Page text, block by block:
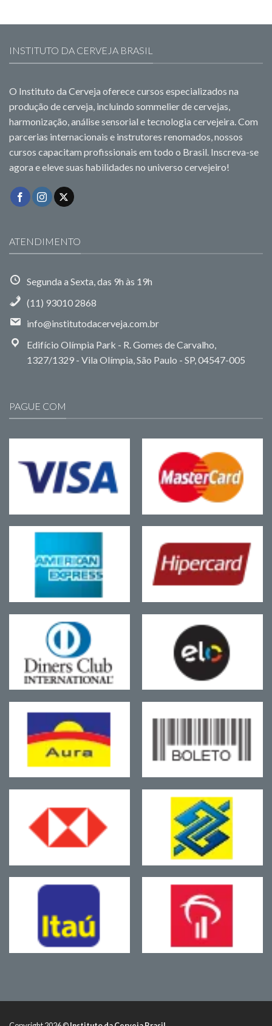
INSTITUTO DA CERVEJA BRASIL
O Instituto da Cerveja oferece cursos especializados na
produção de cerveja, incluindo sommelier de cervejas,
harmonização, análise sensorial e tecnologia cervejeira. Com
parcerias internacionais e instrutores renomados, nossos
cursos capacitam profissionais em todo o Brasil. Inscreva-se
agora e eleve suas habilidades no universo cervejeiro!
ATENDIMENTO
Segunda a Sexta, das 9h às 19h
(11) 93010 2868
info@institutodacerveja.com.br
Edifício Olímpia Park - R. Gomes de Carvalho,
1327/1329 - Vila Olímpia, São Paulo - SP, 04547-005
PAGUE COM